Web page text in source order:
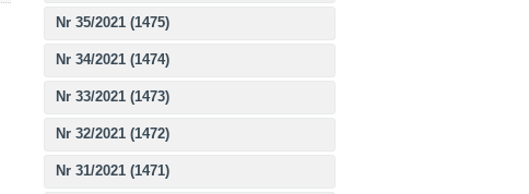
Nr 35/2021 (1475)
Nr 34/2021 (1474)
Nr 33/2021 (1473)
Nr 32/2021 (1472)
Nr 31/2021 (1471)